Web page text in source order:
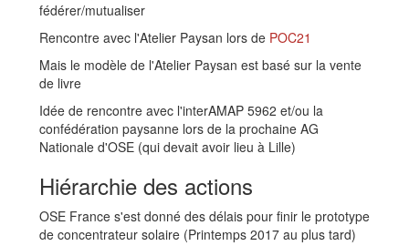
fédérer/mutualiser
Rencontre avec l'Atelier Paysan lors de POC21
Mais le modèle de l'Atelier Paysan est basé sur la vente
de livre
Idée de rencontre avec l'interAMAP 5962 et/ou la
confédération paysanne lors de la prochaine AG
Nationale d'OSE (qui devait avoir lieu à Lille)
Hiérarchie des actions
OSE France s'est donné des délais pour finir le prototype
de concentrateur solaire (Printemps 2017 au plus tard)